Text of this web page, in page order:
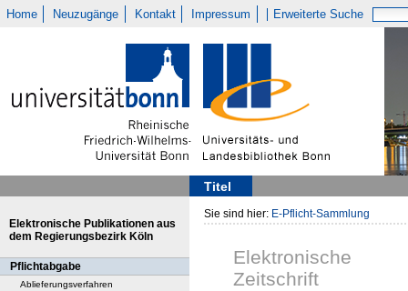
Home Neuzugänge Kontakt Impressum Erweiterte Suche
Titel
Elektronische Publikationen aus
dem Regierungsbezirk Köln
Pflichtabgabe
Ablieferungsverfahren
Sie sind hier: E-Pflicht-Sammlung
Elektronische
Zeitschrift